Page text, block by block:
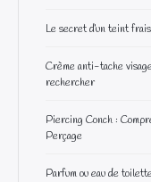
Le secret d’un teint
Crème anti-tache
rechercher
Piercing Conch :
Perçage
Parfum ou eau de